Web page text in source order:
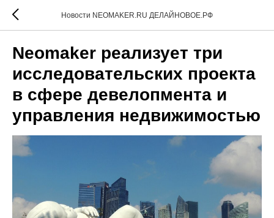
Новости NEOMAKER.RU ДЕЛАЙНОВОЕ.РФ
Neomaker реализует три
исследовательских проекта
в сфере девелопмента и
управления недвижимостью